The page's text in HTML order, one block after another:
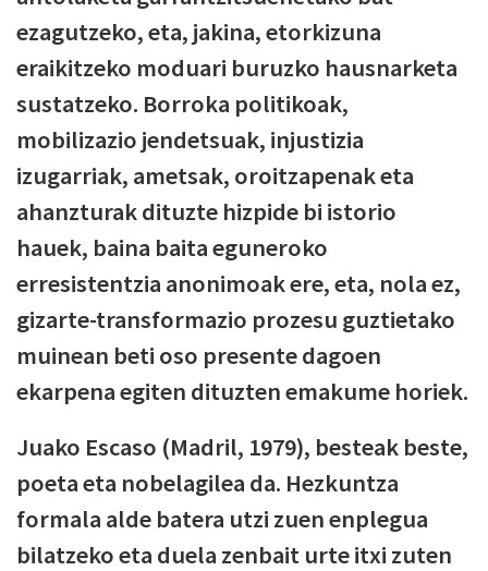
ezagutzeko, eta, jakina, etorkizuna
eraikitzeko moduari buruzko hausnarketa
sustatzeko. Borroka politikoak,
mobilizazio jendetsuak, injustizia
izugarriak, ametsak, oroitzapenak eta
ahanzturak dituzte hizpide bi istorio
hauek, baina baita eguneroko
erresistentzia anonimoak ere, eta, nola ez,
gizarte-transformazio prozesu guztietako
muinean beti oso presente dagoen
ekarpena egiten dituzten emakume horiek.
Juako Escaso (Madril, 1979), besteak beste,
poeta eta nobelagilea da. Hezkuntza
formala alde batera utzi zuen enplegua
bilatzeko eta duela zenbait urte itxi zuten